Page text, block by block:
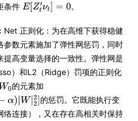
条件
。
正则化：为在高维下获得稳健
参数元素施加了弹性网惩罚，同时
提高变量选择的一致性。弹性网是
）和L2（Ridge）罚项的正则化
的元素加
的惩罚。它既能执行变
络连接），又在存在高相关时保持